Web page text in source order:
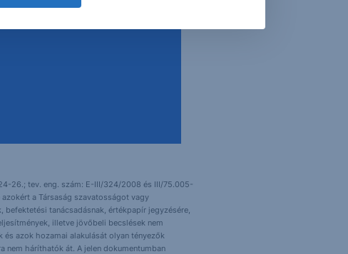
26.; tev. eng. szám: E-III/324/2008 és III/75.005-
a Társaság szavatosságot vagy
tanácsadásnak, értékpapír jegyzésére,
illetve jövőbeli becslések nem
azok hozamai alakulását olyan tényezők
nem háríthatók át. A jelen dokumentumban